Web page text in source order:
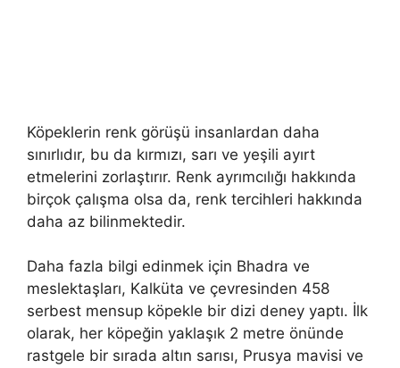
Köpeklerin renk görüşü insanlardan daha
sınırlıdır, bu da kırmızı, sarı ve yeşili ayırt
etmelerini zorlaştırır. Renk ayrımcılığı hakkında
birçok çalışma olsa da, renk tercihleri ​​hakkında
daha az bilinmektedir.
Daha fazla bilgi edinmek için Bhadra ve
meslektaşları, Kalküta ve çevresinden 458
serbest mensup köpekle bir dizi deney yaptı. İlk
olarak, her köpeğin yaklaşık 2 metre önünde
rastgele bir sırada altın sarısı, Prusya mavisi ve